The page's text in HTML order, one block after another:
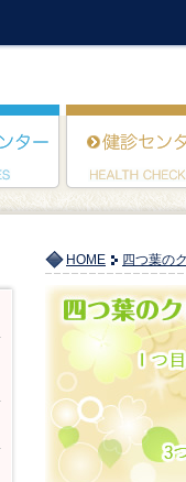
HOME 四つ葉の